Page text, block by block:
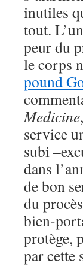
inutiles
tout.
peur du
le corps
pound
Medicine
service
subi
dans
de bon
du
bien-
protège,
par cette